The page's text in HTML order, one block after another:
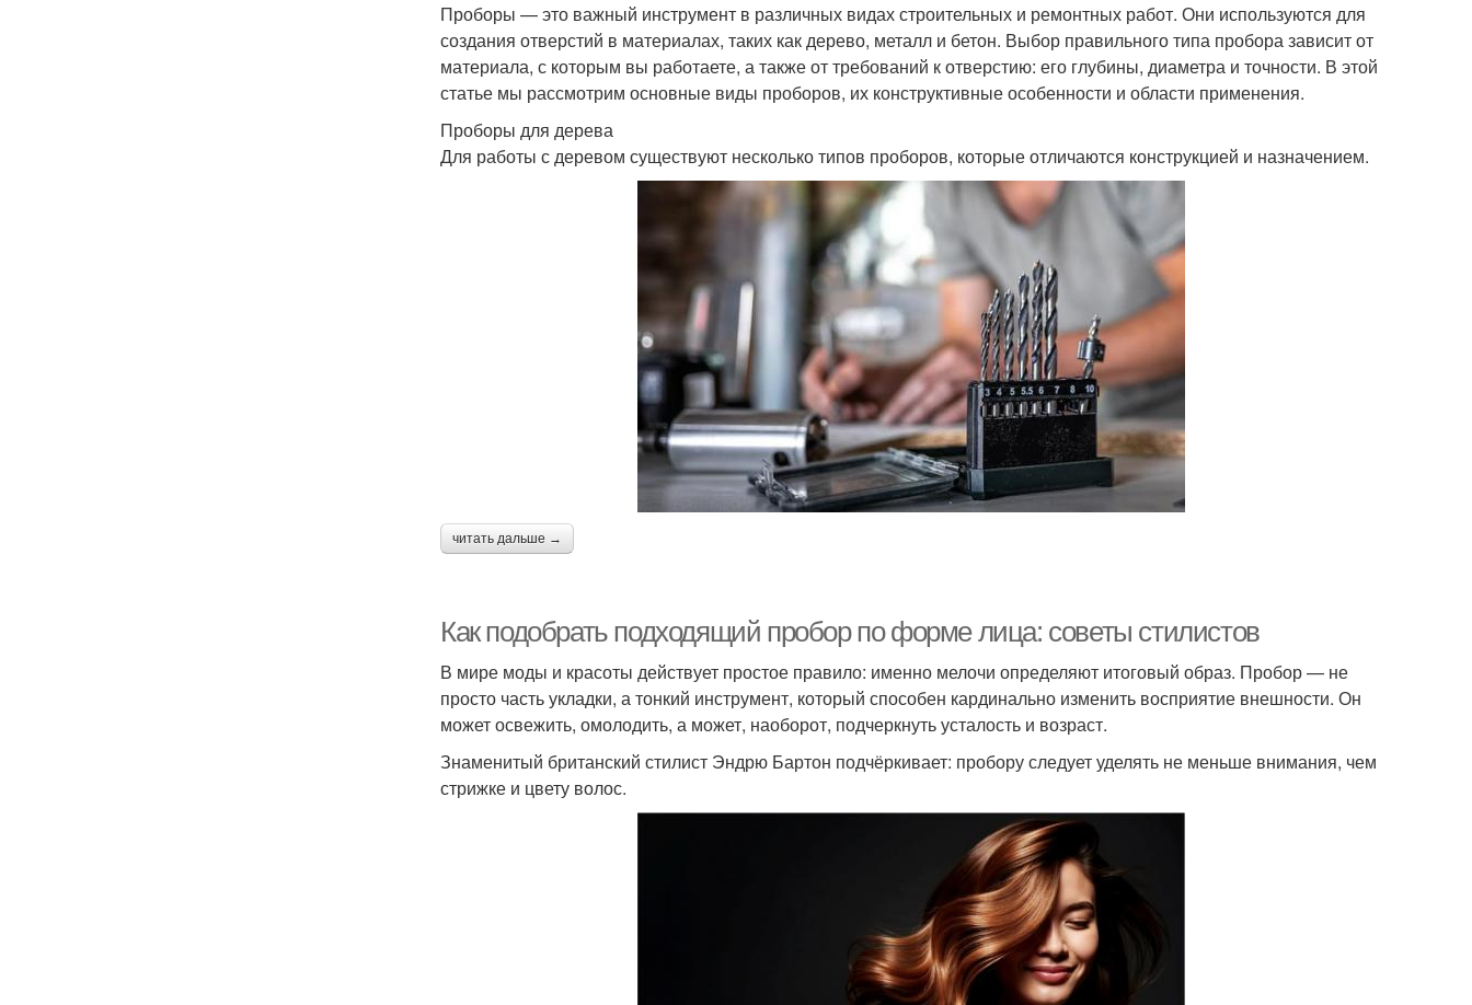
Проборы — это важный инструмент в различных видах строительных и ремонтных работ. Они используются для
создания отверстий в материалах, таких как дерево, металл и бетон. Выбор правильного типа пробора зависит от
материала, с которым вы работаете, а также от требований к отверстию: его глубины, диаметра и точности. В этой
статье мы рассмотрим основные виды проборов, их конструктивные особенности и области применения.
Проборы для дерева
Для работы с деревом существуют несколько типов проборов, которые отличаются конструкцией и назначением.
читать дальше →
Как подобрать подходящий пробор по форме лица: советы стилистов
В мире моды и красоты действует простое правило: именно мелочи определяют итоговый образ. Пробор — не
просто часть укладки, а тонкий инструмент, который способен кардинально изменить восприятие внешности. Он
может освежить, омолодить, а может, наоборот, подчеркнуть усталость и возраст.
Знаменитый британский стилист Эндрю Бартон подчёркивает: пробору следует уделять не меньше внимания, чем
стрижке и цвету волос.